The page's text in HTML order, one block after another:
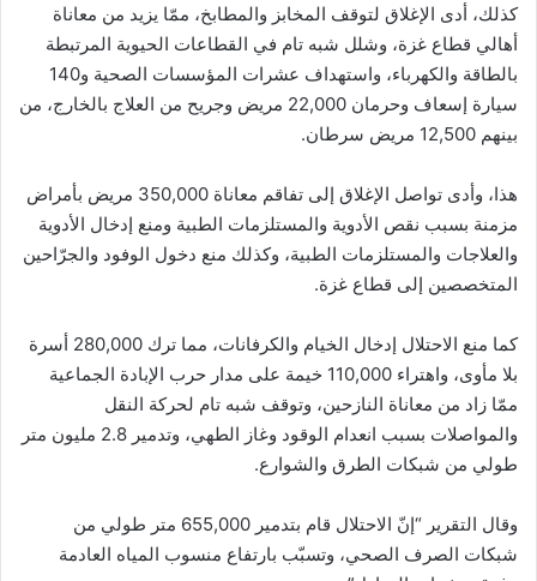
كذلك، أدى الإغلاق لتوقف المخابز والمطابخ، ممّا يزيد من معاناة
أهالي قطاع غزة، وشلل شبه تام في القطاعات الحيوية المرتبطة
بالطاقة والكهرباء، واستهداف عشرات المؤسسات الصحية و140
سيارة إسعاف وحرمان 22,000 مريض وجريح من العلاج بالخارج، من
بينهم 12,500 مريض سرطان.
هذا، وأدى تواصل الإغلاق إلى تفاقم معاناة 350,000 مريض بأمراض
مزمنة بسبب نقص الأدوية والمستلزمات الطبية ومنع إدخال الأدوية
والعلاجات والمستلزمات الطبية، وكذلك منع دخول الوفود والجرّاحين
المتخصصين إلى قطاع غزة.
كما منع الاحتلال إدخال الخيام والكرفانات، مما ترك 280,000 أسرة
بلا مأوى، واهتراء 110,000 خيمة على مدار حرب الإبادة الجماعية
ممّا زاد من معاناة النازحين، وتوقف شبه تام لحركة النقل
والمواصلات بسبب انعدام الوقود وغاز الطهي، وتدمير 2.8 مليون متر
طولي من شبكات الطرق والشوارع.
وقال التقرير “إنّ الاحتلال قام بتدمير 655,000 متر طولي من
شبكات الصرف الصحي، وتسبّب بارتفاع منسوب المياه العادمة